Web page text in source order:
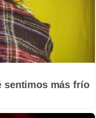
sentimos más frío